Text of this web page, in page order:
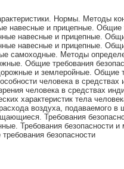
Нормы. Методы
навесные и прицепные. Общие
навесные и прицепные.
навесные и прицепные.
самоходные. Методы
Общие требования
и землеройные. Общие
человека в
человека в средствах
характеристик тела
воздуха, подаваемого
Требования
Требования безопасности и
безопасности